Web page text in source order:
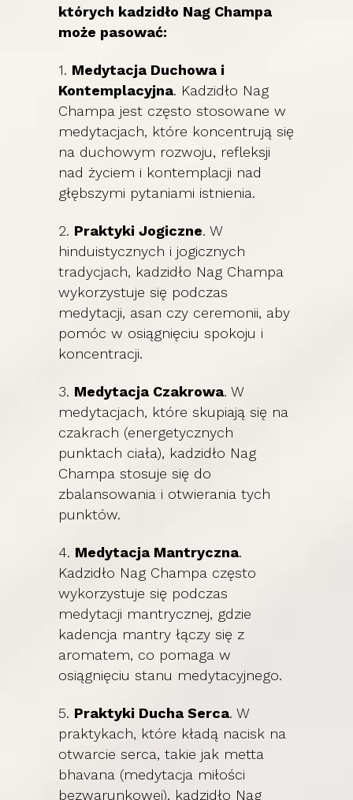
których kadzidło Nag Champa
może pasować:
1. Medytacja Duchowa i
Kontemplacyjna. Kadzidło Nag
Champa jest często stosowane w
medytacjach, które koncentrują się
na duchowym rozwoju, refleksji
nad życiem i kontemplacji nad
głębszymi pytaniami istnienia.
2. Praktyki Jogiczne. W
hinduistycznych i jogicznych
tradycjach, kadzidło Nag Champa
wykorzystuje się podczas
medytacji, asan czy ceremonii, aby
pomóc w osiągnięciu spokoju i
koncentracji.
3. Medytacja Czakrowa. W
medytacjach, które skupiają się na
czakrach (energetycznych
punktach ciała), kadzidło Nag
Champa stosuje się do
zbalansowania i otwierania tych
punktów.
4. Medytacja Mantryczna.
Kadzidło Nag Champa często
wykorzystuje się podczas
medytacji mantrycznej, gdzie
kadencja mantry łączy się z
aromatem, co pomaga w
osiągnięciu stanu medytacyjnego.
5. Praktyki Ducha Serca. W
praktykach, które kładą nacisk na
otwarcie serca, takie jak metta
bhavana (medytacja miłości
bezwarunkowej), kadzidło Nag